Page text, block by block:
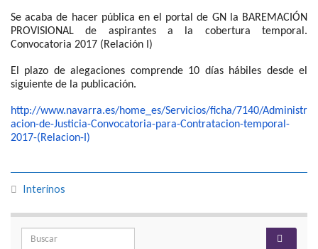
Se acaba de hacer pública en el portal de GN la BAREMACIÓN
PROVISIONAL de aspirantes a la cobertura temporal.
Convocatoria 2017 (Relación I)
El plazo de alegaciones comprende 10 días hábiles desde el
siguiente de la publicación.
http://www.navarra.es/home_es/Servicios/ficha/7140/Administr
acion-de-Justicia-Convocatoria-para-Contratacion-temporal-
2017-(Relacion-I)
Interinos
Search for: